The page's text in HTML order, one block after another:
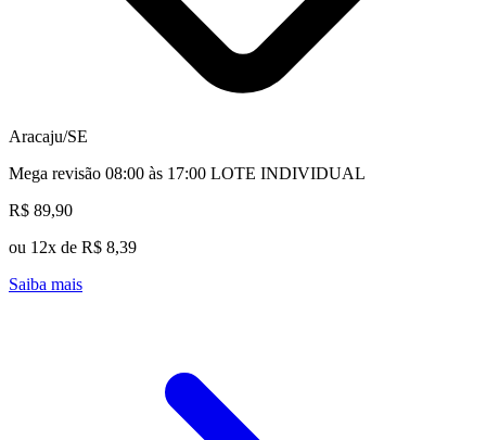
Aracaju/SE
Mega revisão 08:00 às 17:00 LOTE INDIVIDUAL
R$ 89,90
ou 12x de R$ 8,39
Saiba mais